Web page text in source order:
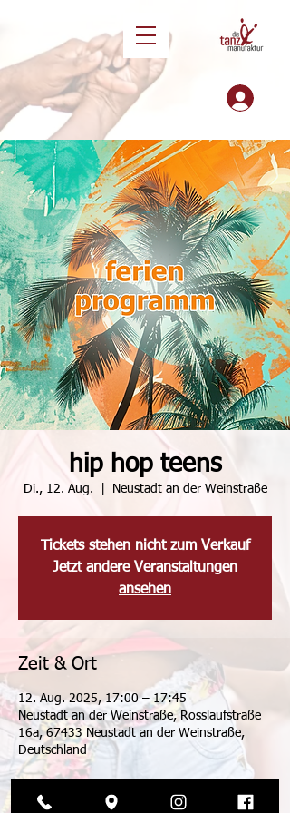
hip hop teens
Di., 12. Aug. Neustadt an der Weinstraße
Tickets stehen nicht zum Verkauf
Jetzt andere Veranstaltungen
ansehen
Zeit & Ort
12. Aug. 2025, 17:00 – 17:45
Neustadt an der Weinstraße, Rosslaufstraße
16a, 67433 Neustadt an der Weinstraße,
Deutschland